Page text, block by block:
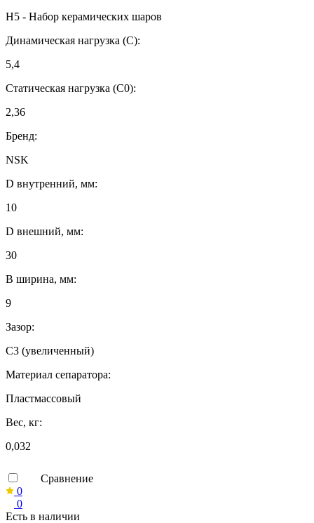
H5 - Набор керамических шаров
Динамическая нагрузка (C):
5,4
Статическая нагрузка (C0):
2,36
Бренд:
NSK
D внутренний, мм:
10
D внешний, мм:
30
B ширина, мм:
9
Зазор:
C3 (увеличенный)
Материал сепаратора:
Пластмассовый
Вес, кг:
0,032
Сравнение
0
0
Есть в наличии